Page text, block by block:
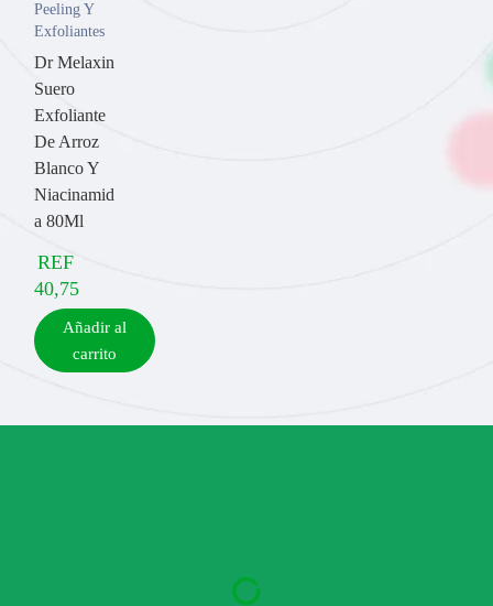
Peeling Y
Exfoliantes
Dr Melaxin
Suero
Exfoliante
De Arroz
Blanco Y
Niacinamid
a 80Ml
REF
40,75
Añadir al
carrito